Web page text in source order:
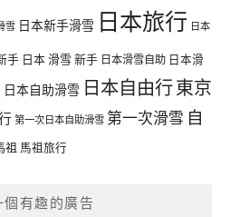
雪 日本新手滑雪 日本旅行 日本
手 日本 滑雪 新手 日本滑雪自助 日本滑
日本自助滑雪 日本自由行東京
第一次日本自助滑雪 第一次滑雪 自
祖 馬祖旅行
個有趣的廣告